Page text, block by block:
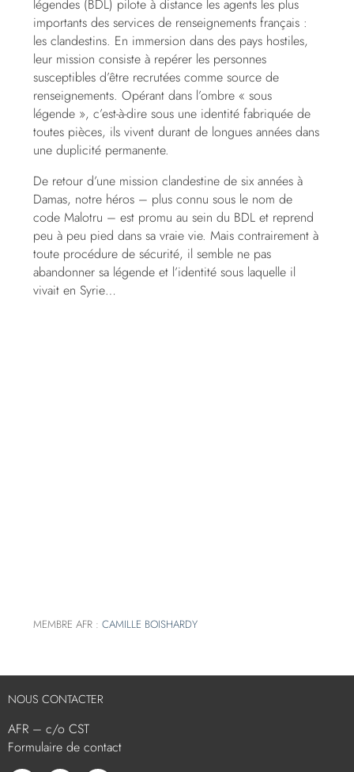
légendes (BDL) pilote à distance les agents les plus
importants des services de renseignements français :
les clandestins. En immersion dans des pays hostiles,
leur mission consiste à repérer les personnes
susceptibles d’être recrutées comme source de
renseignements. Opérant dans l’ombre « sous
légende », c’est-à-dire sous une identité fabriquée de
toutes pièces, ils vivent durant de longues années dans
une duplicité permanente.
De retour d’une mission clandestine de six années à
Damas, notre héros – plus connu sous le nom de
code Malotru – est promu au sein du BDL et reprend
peu à peu pied dans sa vraie vie. Mais contrairement à
toute procédure de sécurité, il semble ne pas
abandonner sa légende et l’identité sous laquelle il
vivait en Syrie…
MEMBRE AFR :CAMILLE BOISHARDY
NOUS CONTACTER
AFR – c/o CST
Formulaire de contact